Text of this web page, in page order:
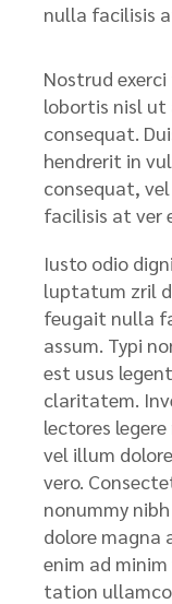
nulla facilisis
Nostrud
lobortis nisl ut
consequat.
hendrerit in
consequat,
facilisis at ver
Iusto odio
luptatum zril
feugait nulla
assum. Typi
est usus
claritatem.
lectores
vel illum
vero.
nonummy
dolore magna
enim ad
tation